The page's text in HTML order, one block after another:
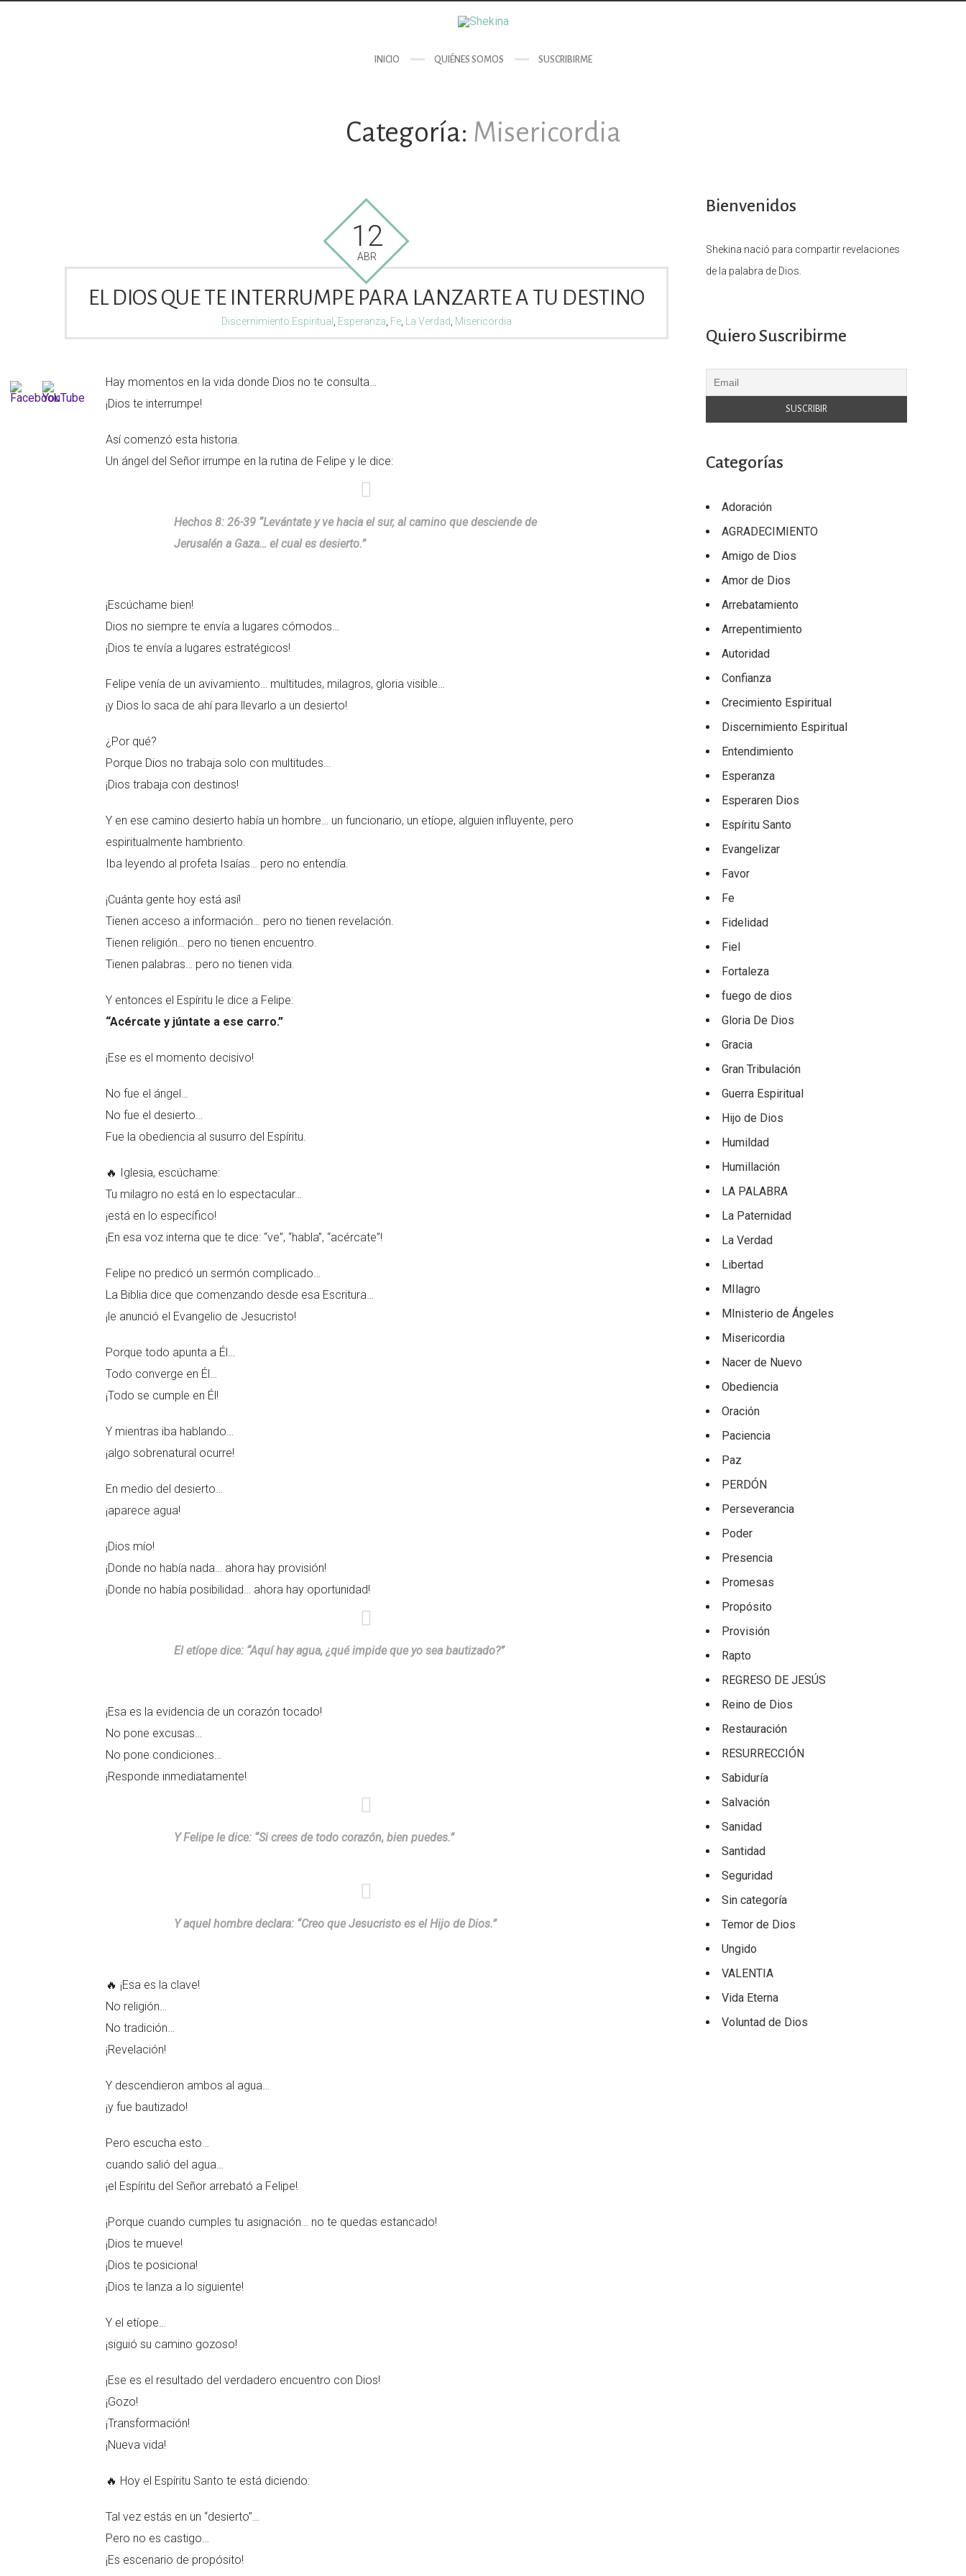
INICIO QUIÉNES SOMOS SUSCRIBIRME
Categoría: Misericordia
12
ABR
EL DIOS QUE TE INTERRUMPE PARA LANZARTE A TU DESTINO
Discernimiento Espiritual Esperanza Fe, La Verdad Misericordia
Hay momentos en la vida donde Dios no te consulta…
¡Dios te interrumpe!
Así comenzó esta historia.
Un ángel del Señor irrumpe en la rutina de Felipe y le dice:
Hechos 8: 26-39 “Levántate y ve hacia el sur, al camino que desciende de
Jerusalén a Gaza… el cual es desierto.”
¡Escúchame bien!
Dios no siempre te envía a lugares cómodos…
¡Dios te envía a lugares estratégicos!
Felipe venía de un avivamiento… multitudes, milagros, gloria visible…
¡y Dios lo saca de ahí para llevarlo a un desierto!
¿Por qué?
Porque Dios no trabaja solo con multitudes…
¡Dios trabaja con destinos!
Y en ese camino desierto había un hombre… un funcionario, un etíope, alguien influyente, pero
espiritualmente hambriento.
Iba leyendo al profeta Isaías… pero no entendía.
¡Cuánta gente hoy está así!
Tienen acceso a información… pero no tienen revelación.
Tienen religión… pero no tienen encuentro.
Tienen palabras… pero no tienen vida.
Y entonces el Espíritu le dice a Felipe:
“Acércate y júntate a ese carro.”
¡Ese es el momento decisivo!
No fue el ángel…
No fue el desierto…
Fue la obediencia al susurro del Espíritu.
🔥 Iglesia, escúchame:
Tu milagro no está en lo espectacular…
¡está en lo específico!
¡En esa voz interna que te dice: “ve”, “habla”, “acércate”!
Felipe no predicó un sermón complicado…
La Biblia dice que comenzando desde esa Escritura…
¡le anunció el Evangelio de Jesucristo!
Porque todo apunta a Él…
Todo converge en Él…
¡Todo se cumple en Él!
Y mientras iba hablando…
¡algo sobrenatural ocurre!
En medio del desierto…
¡aparece agua!
¡Dios mío!
¡Donde no había nada… ahora hay provisión!
¡Donde no había posibilidad… ahora hay oportunidad!
El etíope dice: “Aquí hay agua, ¿qué impide que yo sea bautizado?”
¡Esa es la evidencia de un corazón tocado!
No pone excusas…
No pone condiciones…
¡Responde inmediatamente!
Y Felipe le dice: “Si crees de todo corazón, bien puedes.”
Y aquel hombre declara: “Creo que Jesucristo es el Hijo de Dios.”
🔥 ¡Esa es la clave!
No religión…
No tradición…
¡Revelación!
Y descendieron ambos al agua…
¡y fue bautizado!
Pero escucha esto…
cuando salió del agua…
¡el Espíritu del Señor arrebató a Felipe!
¡Porque cuando cumples tu asignación… no te quedas estancado!
¡Dios te mueve!
¡Dios te posiciona!
¡Dios te lanza a lo siguiente!
Y el etíope…
¡siguió su camino gozoso!
¡Ese es el resultado del verdadero encuentro con Dios!
¡Gozo!
¡Transformación!
¡Nueva vida!
🔥 Hoy el Espíritu Santo te está diciendo:
Tal vez estás en un “desierto”…
Pero no es castigo…
¡Es escenario de propósito!
Bienvenidos
Shekina nació para compartir revelaciones
de la palabra de Dios.
Quiero Suscribirme
Categorías
Adoración
AGRADECIMIENTO
Amigo de Dios
Amor de Dios
Arrebatamiento
Arrepentimiento
Autoridad
Confianza
Crecimiento Espiritual
Discernimiento Espiritual
Entendimiento
Esperanza
Esperaren Dios
Espíritu Santo
Evangelizar
Favor
Fe
Fidelidad
Fiel
Fortaleza
fuego de dios
Gloria De Dios
Gracia
Gran Tribulación
Guerra Espiritual
Hijo de Dios
Humildad
Humillación
LA PALABRA
La Paternidad
La Verdad
Libertad
MIlagro
MInisterio de Ángeles
Misericordia
Nacer de Nuevo
Obediencia
Oración
Paciencia
Paz
PERDÓN
Perseverancia
Poder
Presencia
Promesas
Propósito
Provisión
Rapto
REGRESO DE JESÚS
Reino de Dios
Restauración
RESURRECCIÓN
Sabiduría
Salvación
Sanidad
Santidad
Seguridad
Sin categoría
Temor de Dios
Ungido
VALENTIA
Vida Eterna
Voluntad de Dios